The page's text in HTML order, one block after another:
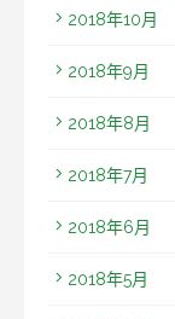
2018年10月
2018年9月
2018年8月
2018年7月
2018年6月
2018年5月